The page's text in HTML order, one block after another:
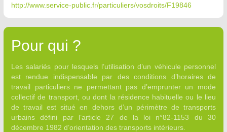
http://www.service-public.fr/particuliers/vosdroits/F19846
Pour qui ?
Les salariés pour lesquels l’utilisation d’un véhicule personnel
est rendue indispensable par des conditions d’horaires de
travail particuliers ne permettant pas d’emprunter un mode
collectif de transport, ou dont la résidence habituelle ou le lieu
de travail est situé en dehors d’un périmètre de transports
urbains défini par l’article 27 de la loi n°82-1153 du 30
décembre 1982 d’orientation des transports intérieurs.